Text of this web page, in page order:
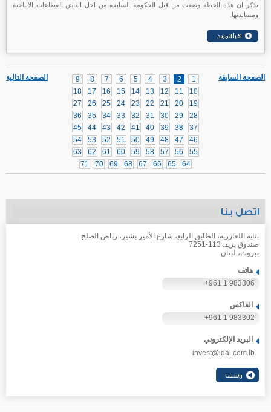
يذكر ان هذه الخطة وضعت من قبل الحكومة السابقة من اجل انعاش القطاعات الانتاجية
ومساندتها.
الصفحة التالية 1
2
3
4
5
6
7
8
9
10
11
12
13
14
15
16
17
18
19
20
21
22
23
24
25
26
27
28
29
30
31
32
33
34
35
36
37
38
39
40
41
42
43
44
45
46
47
48
49
50
51
52
53
54
55
56
57
58
59
60
61
62
63
64
65
66
67
68
69
70
71
الصفحة السابقة
اتصل بنا
بناية اللعازرية، الطابق الرابع، شارع الأمير بشير، رياض الصلح
صندوق بريد: 113-7251
بيروت، لبنان
هاتف
+961 1 983306
الفاكس
+961 1 983302
البريد الإلكتروني
invest@idal.com.lb